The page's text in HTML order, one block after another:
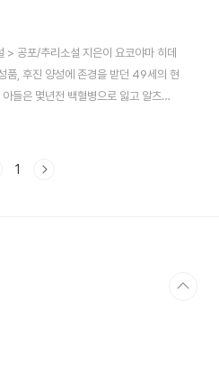
공포/추리소설 지은이 요코야마 히데
품, 후진 양성에 존경을 받던 49세의 현
들은 몇년전 백혈병으로 잃고 알츠하
하는 아내.. 결국 3일전 아내를 촌탁살
이틀간의 행적에 대해서는 끝내 자백
1